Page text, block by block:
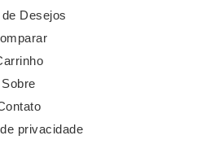
Desejos
Sobre
privacidade